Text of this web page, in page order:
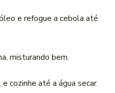
e refogue a cebola até
misturando bem.
cozinhe até a água secar.